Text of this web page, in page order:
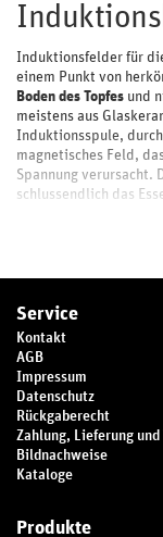
Induktionsfelder für
einem Punkt von
Boden des Topfes und
meistens aus
Induktionsspule,
magnetisches Feld,
Spannung verursacht.
schlussendlich das
Service
Kontakt
AGB
Impressum
Datenschutz
Rückgaberecht
Zahlung, Lieferung und
Bildnachweise
Kataloge
Produkte